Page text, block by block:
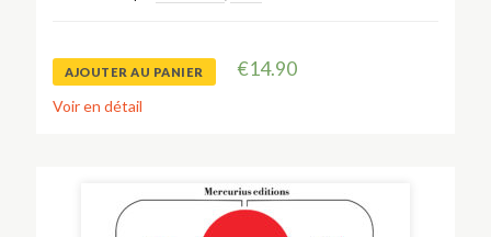
AJOUTER AU PANIER €14.90
Voir en détail